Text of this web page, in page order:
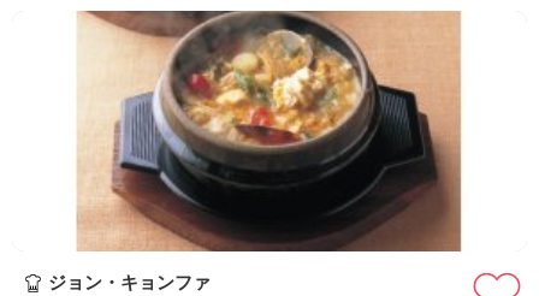
ジョン・キョンファ